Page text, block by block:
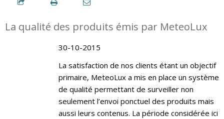
La qualité des produits émis par MeteoLux
30-10-2015
La satisfaction de nos clients étant un objectif
primaire, MeteoLux a mis en place un système
de qualité permettant de surveiller non
seulement l’envoi ponctuel des produits mais
aussi leurs contenus. La période considérée ici